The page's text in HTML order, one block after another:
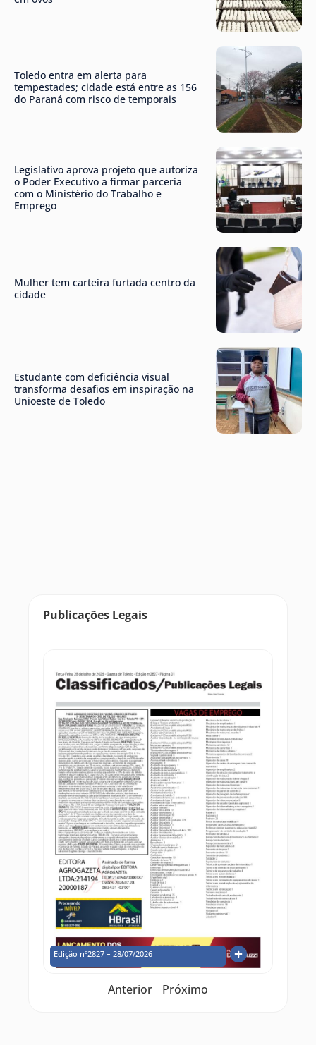
Toledo entra em alerta para
tempestades; cidade está entre as 156
do Paraná com risco de temporais
Legislativo aprova projeto que autoriza
o Poder Executivo a firmar parceria
com o Ministério do Trabalho e
Emprego
Mulher tem carteira furtada centro da
cidade
Estudante com deficiência visual
transforma desafios em inspiração na
Unioeste de Toledo
Publicações Legais
Edição nº2827 – 28/07/2026
Anterior Próximo